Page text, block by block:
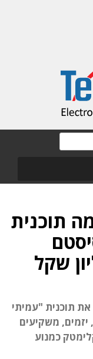
תוכנית
את תוכנית "עמיתי
משקיעים
כמנוע